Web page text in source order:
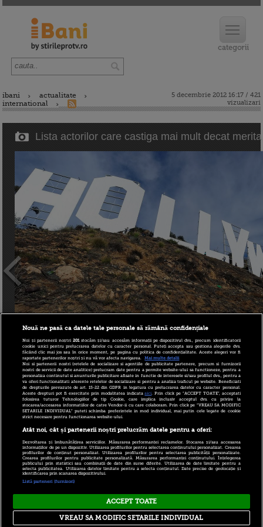
ibani
actualitate
international
5 decembrie 2012 16:17 / 421
vizualizari
Lista actorilor care castiga mai mult decat merita
autor:iBani, 5 decembrie 2012 16:17
Copyright © 2026 PRO TV S.R.L |Politica de Cookie|
Politica Confidentialitate| RSS
Nouă ne pasă ca datele tale personale să rămână confidențiale
Noi și partenerii noștri201stocăm și/sau accesăm informații pe dispozitivul dvs., precum identificatorii
cookie unici pentru prelucrarea datelor cu caracter personal. Puteți accepta sau gestiona alegerile dvs.
făcând clic mai jos sau în orice moment, pe pagina cu politica de confidențialitate. Aceste alegeri vor fi
raportate partenerilor noștri și nu vă vor afecta navigarea.
Mai multe detalii
Noi si partenerii nostri (retelele de socializare si agentiile de publicitate partenere, precum si furnizorii
nostri de servicii de date analitice) prelucram date pentru a permite website-ului sa functioneze, pentru a
personaliza continutul si anunturile publicitare afisate in functie de interesele si/sau profilul dvs., pentru a
va oferi functionalitati aferente retelelor de socializare si pentru a analiza traficul pe website. Beneficiati
de drepturile prevazute de art. 15-22 din GDPR in legatura cu prelucrarea datelor cu caracter personal.
Aceste drepturi pot fi exercitate prin modalitatea indicataaici. Prin click pe “ACCEPT TOATE”, acceptati
folosirea tuturor Tehnologiilor de tip Cookie, care implica inclusiv acceptul dvs. cu privire la
stocarea/accesarea informatiilor de catre Vendor-ii cu care colaboram. Prin click pe “VREAU SA MODIFIC
SETARILE INDIVIDUAL” puteti schimba preferintele in mod individual, mai putin cele legate de cookie
strict necesare pentru functionarea website-ului.
Atât noi, cât și partenerii noștri prelucrăm datele pentru a oferi:
Dezvoltarea și îmbunătățirea serviciilor. Măsurarea performanței reclamelor. Stocarea și/sau accesarea
informațiilor de pe un dispozitiv. Utilizarea profilurilor pentru selectarea conținutului personalizat. Crearea
profilurilor de conținut personalizat. Utilizarea profilurilor pentru selectarea publicității personalizate.
Crearea profilurilor pentru publicitate personalizată. Măsurarea performanței conținutului. Înțelegerea
publicului prin statistici sau combinații de date din surse diferite. Utilizarea de date limitate pentru a
selecta publicitatea. Utilizarea datelor limitate pentru a selecta conținutul. Date precise de geolocație și
identificarea prin scanarea dispozitivului.
Listă parteneri (furnizori)
ACCEPT TOATE
VREAU SA MODIFIC SETARILE INDIVIDUAL